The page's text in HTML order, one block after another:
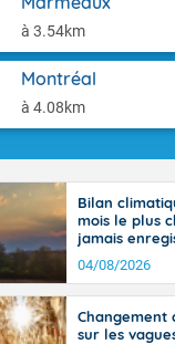
à 3.54km
Montréal
à 4.08km
ensoleillée,
une
le vent
tramontane
elles
et
sur le
Alpes à
terres et 20
Bilan
mois le plus
jamais
04/08/2026
Changement
sur les